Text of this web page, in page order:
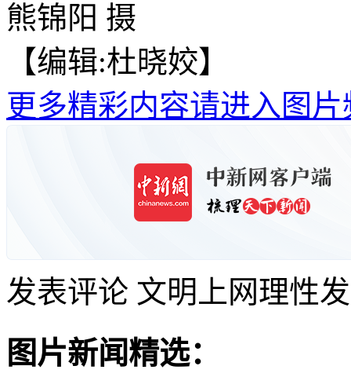
熊锦阳 摄
【编辑:杜晓姣】
更多精彩内容请进入图片
发表评论 文明上网理性
图片新闻精选：